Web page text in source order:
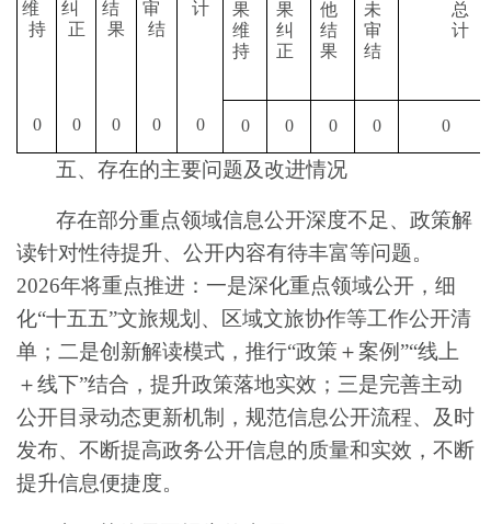
维
持
纠
正
结
果
审
结
计
果
维
持
果
纠
正
他
结
果
未
审
结
总
计
0 0 0 0 0 0 0 0 0 0
五、 存在的主要问题及改进情况
存在部分重点领域信息公开深度不足、政策解
读针对性待提升、 公开内容有待丰富等问题。
2026年将重点推进： 一是深化重点领域公开，细
化“十五五”文旅规划、区域文旅协作等工作公开清
单； 二是创新解读模式，推行“政策＋案例”“线上
＋线下”结合，提升政策落地实效； 三是完善主动
公开目录动态更新机制
，规范信息公开流程、及时
发布、不断提高政务公开信息的质量和实效，不断
提升信息便捷度。